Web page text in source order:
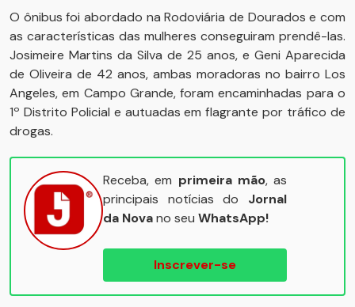
O ônibus foi abordado na Rodoviária de Dourados e com
as características das mulheres conseguiram prendê-las.
Josimeire Martins da Silva de 25 anos, e Geni Aparecida
de Oliveira de 42 anos, ambas moradoras no bairro Los
Angeles, em Campo Grande, foram encaminhadas para o
1º Distrito Policial e autuadas em flagrante por tráfico de
drogas.
Receba, em primeira mão, as
principais notícias do Jornal
da Novano seu WhatsApp!
Inscrever-se